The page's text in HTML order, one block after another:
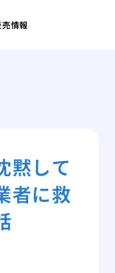
情報
黙して
者に救